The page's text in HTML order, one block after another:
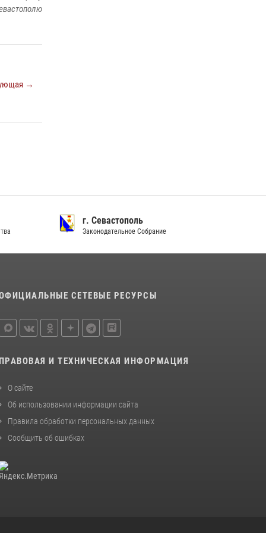
→
г. Севастополь
Законодательное Собрание
СЕТЕВЫЕ РЕСУРСЫ
ПРАВОВАЯ И ТЕХНИЧЕСКАЯ ИНФОРМАЦИЯ
О сайте
Об использовании информации сайта
Правила обработки персональных данных
Сообщить об ошибках